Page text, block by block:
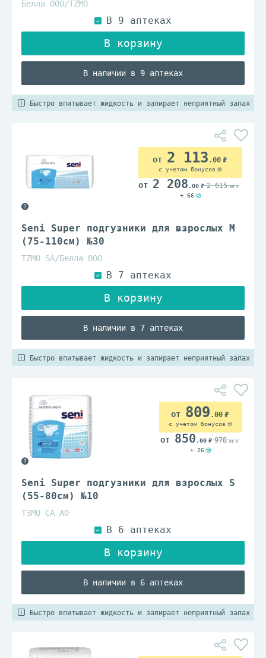
Белла ООО/TZМО
В наличии в 9 аптеках
Быстро впитывает жидкость и запирает неприятный запах
Seni Super подгузники для взрослых M
(75-110см) №30
TZMO SA/Белла ООО
В наличии в 7 аптеках
2 113 .00
с учетом бонусов
2 208 .00 2 615.00
+ 66
Быстро впитывает жидкость и запирает неприятный запах
Seni Super подгузники для взрослых S
(55-80см) №10
ТЗМО СА АО
В наличии в 6 аптеках
809 .00
с учетом бонусов
850 .00 978.00
+ 26
Быстро впитывает жидкость и запирает неприятный запах